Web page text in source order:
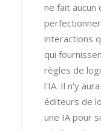
ne fait aucun
interactions
qui
règles de
l'IA. Il n'y
éditeurs de
une IA pour